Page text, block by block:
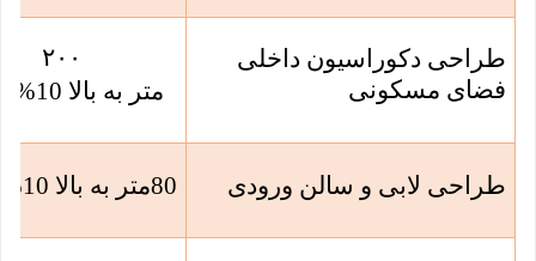
طراحی دکوراسیون داخلی
فضای مسکونی
۲۰۰
متر به بالا 10% کسر
طراحی لابی و سالن ورودی 80متر به بالا 10% کسر